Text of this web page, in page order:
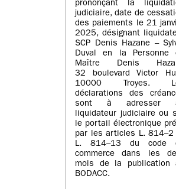
prononçant la
judiciaire, date de
des paiements le 21
2025, désignant
SCP Denis Hazane –
Duval en la Personne
Maître Denis
32 boulevard Victor
10000 Troyes.
déclarations des
sont à adresser
liquidateur judiciaire ou
le portail électronique
par les articles L. 814–2
L. 814–13 du code
commerce dans les
mois de la publication
BODACC.